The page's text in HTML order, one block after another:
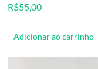
R$55,00
Adicionar ao carrinho